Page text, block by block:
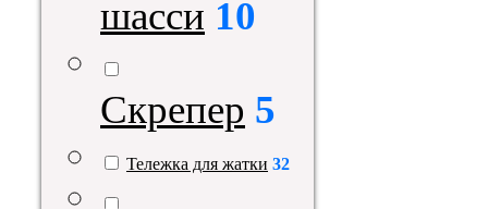
шасси 10
Скрепер 5
Тележка для жатки 32